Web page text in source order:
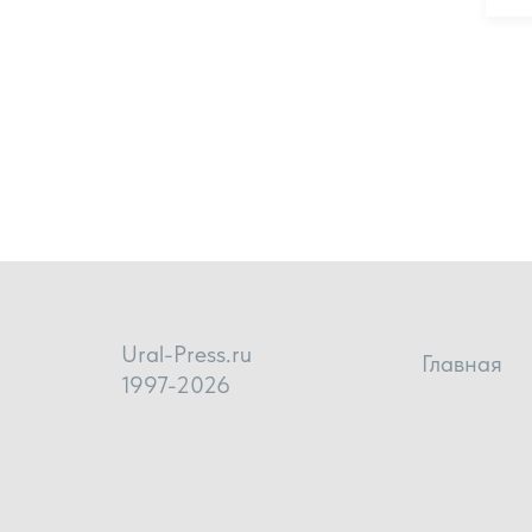
Ural-Press.ru
1997-2026
Главная